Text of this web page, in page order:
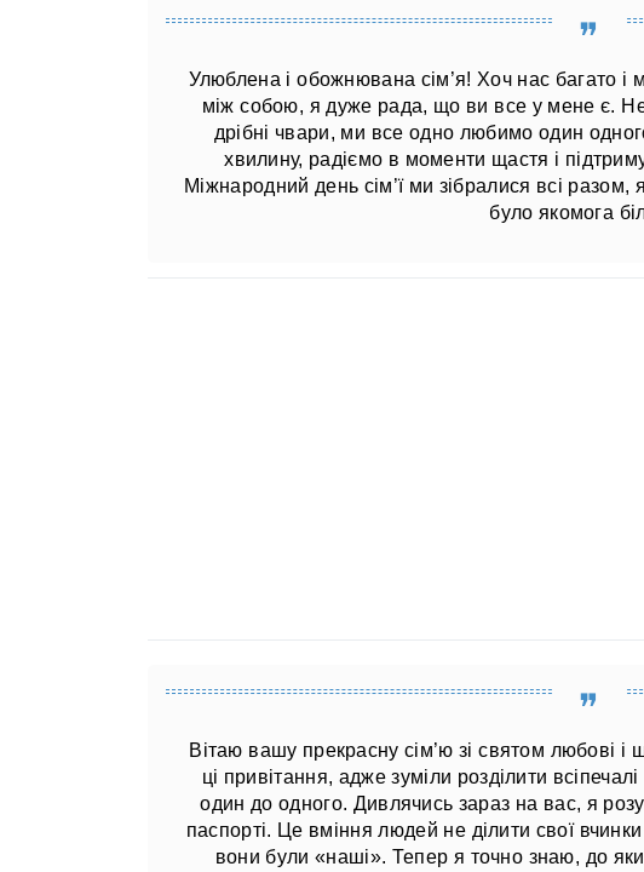
Улюблена і обожнювана сім’я! Хоч нас багато
між собою, я дуже рада, що ви все у мене є.
дрібні чвари, ми все одно любимо один
хвилину, радіємо в моменти щастя і
Міжнародний день сім’ї ми зібралися всі
було якомога
Вітаю вашу прекрасну сім’ю зі святом любові і
ці привітання, адже зуміли розділити
один до одного. Дивлячись зараз на вас, я
паспорті. Це вміння людей не ділити свої
вони були «наші». Тепер я точно знаю, до